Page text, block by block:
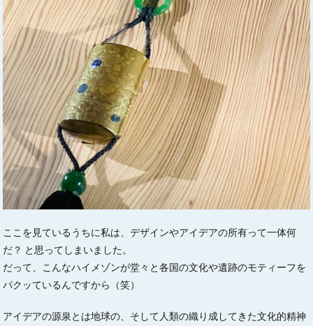
ここを見ているうちに私は、デザインやアイデアの所有って一体何
だ？ と思ってしまいました。
だって、こんなハイメゾンが堂々と各国の文化や遺跡のモティーフを
パクッているんですから（笑）
アイデアの源泉とは地球の、そして人類の織り成してきた文化的精神